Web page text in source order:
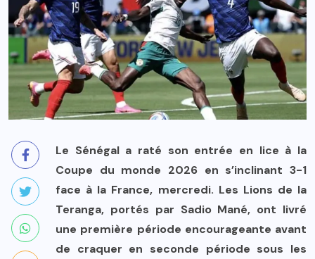
Le Sénégal a raté son entrée en lice à la
Coupe du monde 2026 en s’inclinant 3-1
face à la France, mercredi. Les Lions de la
Teranga, portés par Sadio Mané, ont livré
une première période encourageante avant
de craquer en seconde période sous les